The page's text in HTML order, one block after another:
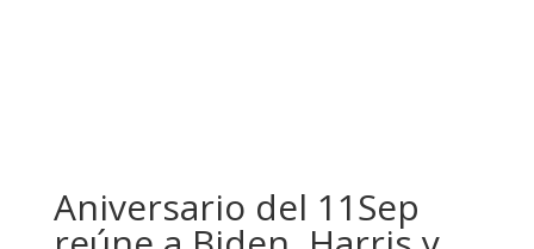
Aniversario del 11Sep